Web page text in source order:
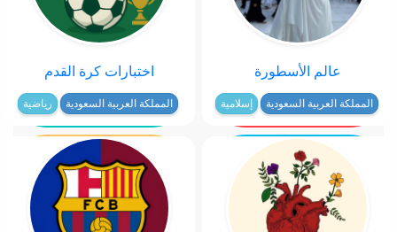
عالم الأسطورة
المملكة العربية السعودية إسلامية
اختبارات كرة القدم
المملكة العربية السعودية رياضية